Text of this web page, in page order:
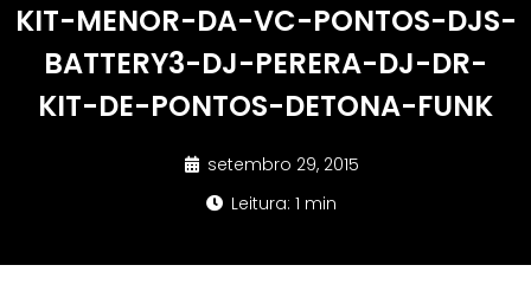
KIT-MENOR-DA-VC-PONTOS-DJS-
BATTERY3-DJ-PERERA-DJ-DR-
KIT-DE-PONTOS-DETONA-FUNK
setembro 29, 2015
Leitura: 1 min